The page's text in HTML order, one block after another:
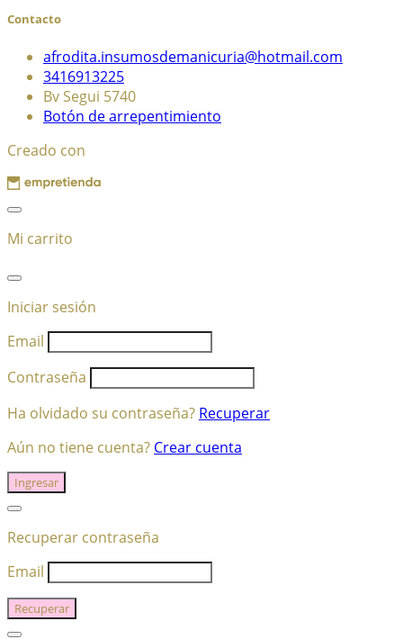
Contacto
afrodita.insumosdemanicuria@hotmail.com
3416913225
Bv Segui 5740
Botón de arrepentimiento
Creado con
Mi carrito
Iniciar sesión
Email
Contraseña
Ha olvidado su contraseña? Recuperar
Aún no tiene cuenta? Crear cuenta
Ingresar
Recuperar contraseña
Email
Recuperar